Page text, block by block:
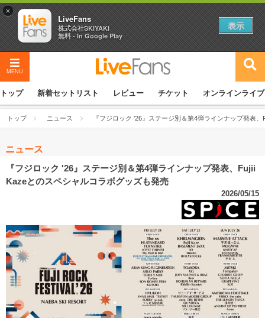
MENU
トップ 新着セットリスト レビュー チケット オンラインライブ
トップ ニュース 『フジロック '26』ステージ別＆第4弾ラインナップ発表
ニュース
『フジロック '26』ステージ別＆第4弾ラインナップ発表、Fujii
Kazeとのスペシャルコラボグッズも発売
2026/05/15
×
LiveFans
株式会社SKIYAKI
無料 - In Google Play
表示